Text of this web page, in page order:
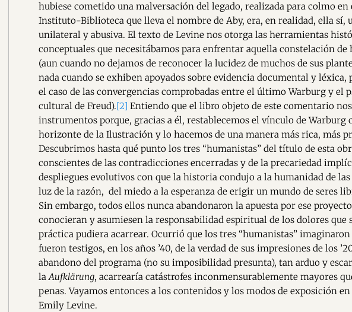
hubiese cometido una malversación del legado, realizada para colmo en
Instituto-Biblioteca que lleva el nombre de Aby, era, en realidad, ella sí,
unilateral y abusiva. El texto de Levine nos otorga las herramientas
conceptuales que necesitábamos para enfrentar aquella constelación de
(aun cuando no dejamos de reconocer la lucidez de muchos de sus
nada cuando se exhiben apoyados sobre evidencia documental y léxica,
el caso de las convergencias comprobadas entre el último Warburg y el
cultural de Freud).[2] Entiendo que el libro objeto de este comentario
instrumentos porque, gracias a él, restablecemos el vínculo de Warburg
horizonte de la Ilustración y lo hacemos de una manera más rica, más
Descubrimos hasta qué punto los tres “humanistas” del título de esta
conscientes de las contradicciones encerradas y de la precariedad
despliegues evolutivos con que la historia condujo a la humanidad de
luz de la razón, del miedo a la esperanza de erigir un mundo de seres
Sin embargo, todos ellos nunca abandonaron la apuesta por ese
conocieran y asumiesen la responsabilidad espiritual de los dolores que
práctica pudiera acarrear. Ocurrió que los tres “humanistas” imaginaron
fueron testigos, en los años ’40, de la verdad de sus impresiones de los
abandono del programa (no su imposibilidad presunta), tan arduo y
laAufklärung, acarrearía catástrofes inconmensurablemente mayores
penas. Vayamos entonces a los contenidos y los modos de exposición
Emily Levine.